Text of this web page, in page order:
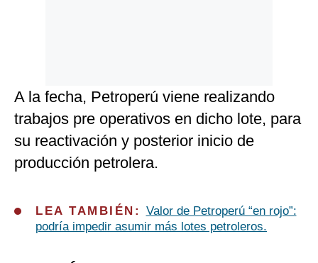
A la fecha, Petroperú viene realizando
trabajos pre operativos en dicho lote, para
su reactivación y posterior inicio de
producción petrolera.
LEA TAMBIÉN: Valor de Petroperú “en rojo”:
podría impedir asumir más lotes petroleros.